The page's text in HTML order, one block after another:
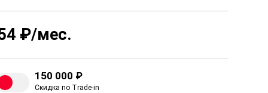
₽/мес.
150 000 ₽
Скидка по Trade-in